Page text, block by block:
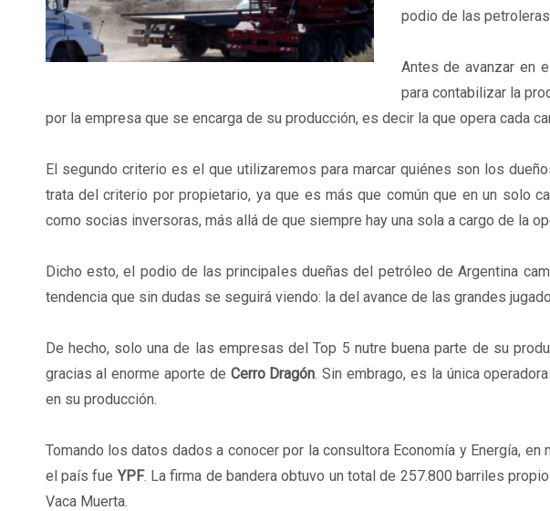
podio de las
Antes de avanzar en
para contabilizar la
por la empresa que se encarga de su producción, es decir la que opera cada
El segundo criterio es el que utilizaremos para marcar quiénes son los
trata del criterio por propietario, ya que es más que común que en un solo
como socias inversoras, más allá de que siempre hay una sola a cargo de la
Dicho esto, el podio de las principales dueñas del petróleo de Argentina
tendencia que sin dudas se seguirá viendo: la del avance de las grandes
De hecho, solo una de las empresas del Top 5 nutre buena parte de su
gracias al enorme aporte de Cerro Dragón. Sin embrago, es la única
en su producción.
Tomando los datos dados a conocer por la consultora Economía y Energía,
el país fueYPF. La firma de bandera obtuvo un total de 257.800 barriles
Vaca Muerta.